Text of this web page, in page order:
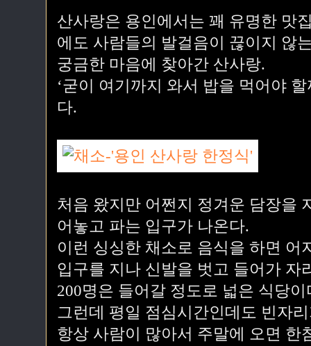
산사랑은 용인에서는 꽤 유명한 맛
에도 사람들의 발걸음이 끊이지 않
궁금한 마음에 찾아간 산사랑.
‘굳이 여기까지 와서 밥을 먹어야
다.
처음 왔지만 어쩐지 정겨운 담장을
어놓고 파는 입구가 나온다.
이런 싱싱한 채소로 음식을 하면 어
입구를 지나 신발을 벗고 들어가 자
200명은 들어갈 정도로 넓은 식당이
그런데 평일 점심시간인데도 빈자
항상 사람이 많아서 주말에 오면 한